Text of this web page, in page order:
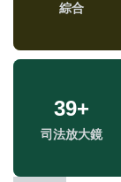
綜合
39+
司法放大鏡